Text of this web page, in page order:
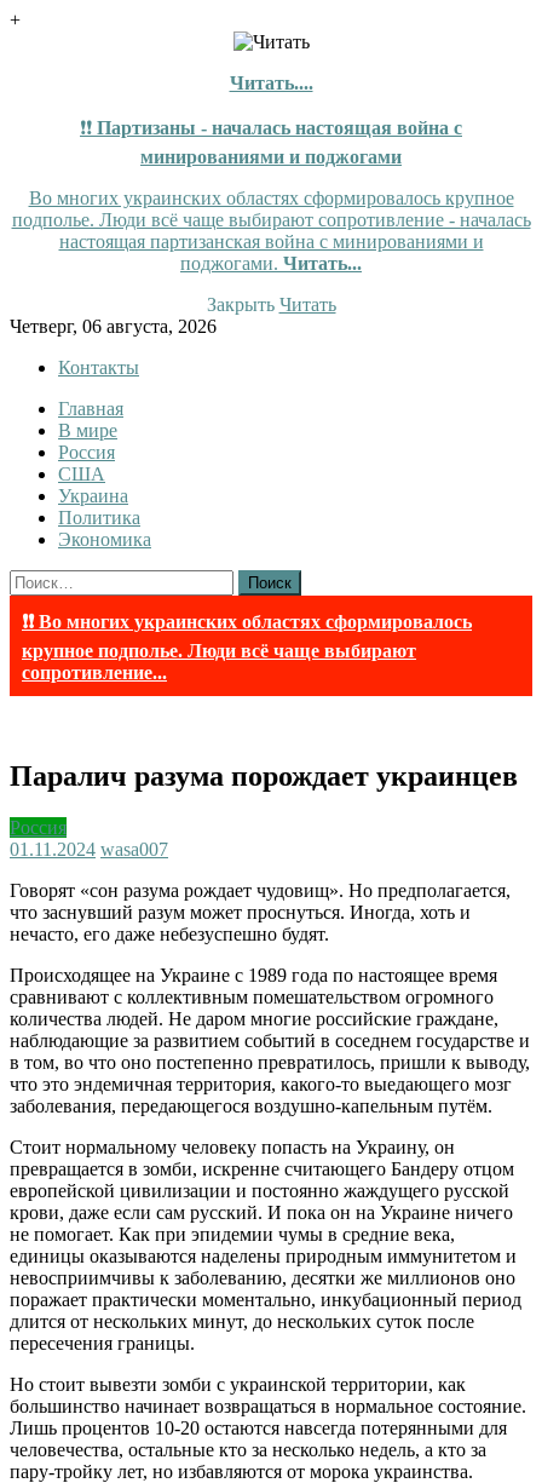
+
Читать....
❗❗ Партизаны - началась настоящая война с
минированиями и поджогами
Во многих украинских областях сформировалось крупное
подполье. Люди всё чаще выбирают сопротивление - началась
настоящая партизанская война с минированиями и
поджогами. Читать...
Закрыть Читать
Skip
content
Четверг, 06 августа, 2026
Контакты
InfoRuss
InfoRuss — Новости
Главная
В мире
Россия
США
Украина
Политика
Экономика
Найти:
❗❗ Во многих украинских областях сформировалось
крупное подполье. Люди всё чаще выбирают
сопротивление...
Паралич разума порождает украинцев
Россия
01.11.2024 wasa007
Говорят «сон разума рождает чудовищ». Но предполагается,
что заснувший разум может проснуться. Иногда, хоть и
нечасто, его даже небезуспешно будят.
Происходящее на Украине с 1989 года по настоящее время
сравнивают с коллективным помешательством огромного
количества людей. Не даром многие российские граждане,
наблюдающие за развитием событий в соседнем государстве и
в том, во что оно постепенно превратилось, пришли к выводу,
что это эндемичная территория, какого-то выедающего мозг
заболевания, передающегося воздушно-капельным путём.
Стоит нормальному человеку попасть на Украину, он
превращается в зомби, искренне считающего Бандеру отцом
европейской цивилизации и постоянно жаждущего русской
крови, даже если сам русский. И пока он на Украине ничего
не помогает. Как при эпидемии чумы в средние века,
единицы оказываются наделены природным иммунитетом и
невосприимчивы к заболеванию, десятки же миллионов оно
поражает практически моментально, инкубационный период
длится от нескольких минут, до нескольких суток после
пересечения границы.
Но стоит вывезти зомби с украинской территории, как
большинство начинает возвращаться в нормальное состояние.
Лишь процентов 10-20 остаются навсегда потерянными для
человечества, остальные кто за несколько недель, а кто за
пару-тройку лет, но избавляются от морока украинства.